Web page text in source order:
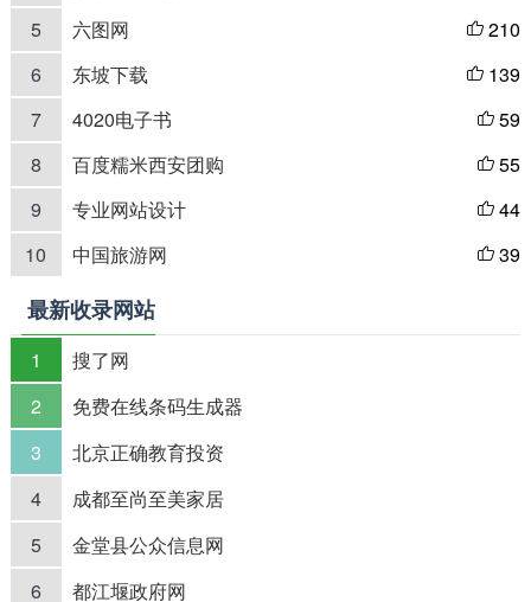
5
六图网  210
6
东坡下载  139
7
4020电子书  59
8
百度糯米西安团购  55
9
专业网站设计  44
10
中国旅游网  39
最新收录网站
1
搜了网
2
免费在线条码生成器
3
北京正确教育投资
4
成都至尚至美家居
5
金堂县公众信息网
6
都江堰政府网